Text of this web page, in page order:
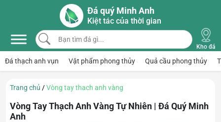
Skip to main content
Đá quý Minh Anh
Kiệt tác của thời gian
Bạn tìm đá gì...
Kho đá
Đá thạch anh vụn Vật phẩm phong thủy Quả cầu phong thủy
Trang chủ /Vòng tay thach anh vàng
Vòng Tay Thạch Anh Vàng Tự Nhiên | Đá Quý Minh
Anh